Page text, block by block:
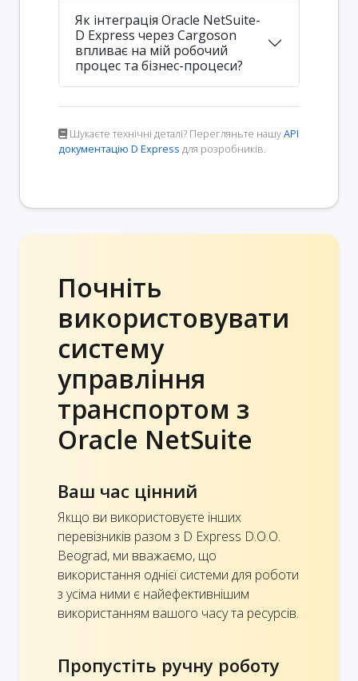
Як інтеграція Oracle NetSuite-
D Express через Cargoson
впливає на мій робочий
процес та бізнес-процеси?
Шукаєте технічні деталі? Перегляньте нашуAPI
документацію D Express для розробників.
Почніть
використовувати
систему
управління
транспортом з
Oracle NetSuite
Ваш час цінний
Якщо ви використовуєте інших
перевізників разом з D Express D.O.O.
Beograd, ми вважаємо, що
використання однієї системи для роботи
з усіма ними є найефективнішим
використанням вашого часу та ресурсів.
Пропустіть ручну роботу